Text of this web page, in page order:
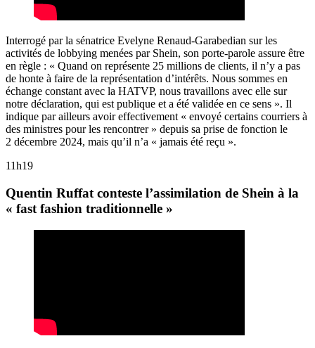
Interrogé par la sénatrice Evelyne Renaud-Garabedian sur les
activités de lobbying menées par Shein, son porte-parole assure être
en règle : « Quand on représente 25 millions de clients, il n’y a pas
de honte à faire de la représentation d’intérêts. Nous sommes en
échange constant avec la HATVP, nous travaillons avec elle sur
notre déclaration, qui est publique et a été validée en ce sens ». Il
indique par ailleurs avoir effectivement « envoyé certains courriers à
des ministres pour les rencontrer » depuis sa prise de fonction le
2 décembre 2024, mais qu’il n’a « jamais été reçu ».
11h19
Quentin Ruffat conteste l’assimilation de Shein à la
« fast fashion traditionnelle »